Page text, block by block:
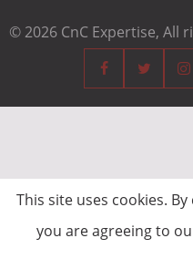
© 2026 CnC Expertise, All
This site uses cookies.
you are agreeing to